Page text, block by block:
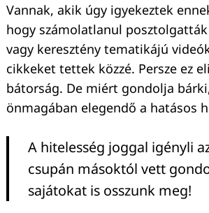
Vannak, akik úgy igyekeztek
hogy számolatlanul
vagy keresztény tematikájú
cikkeket tettek közzé. Persze ez
bátorság. De miért gondolja
önmagában elegendő a hatásos
A hitelesség joggal igényli
csupán másoktól vett
sajátokat is osszunk meg!